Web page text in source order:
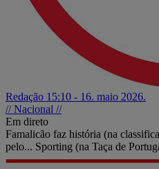
Redação 15:10 - 16. maio 2026.
// Nacional //
Em direto
Famalicão faz história (na
pelo... Sporting (na Taça de